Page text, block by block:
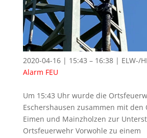
2020-04-16 | 15:43 – 16:38 | ELW-/
Alarm FEU
Um 15:43 Uhr wurde die
Eschershausen zusammen mit den
Eimen und Mainzholzen zur
Ortsfeuerwehr Vorwohle zu einem